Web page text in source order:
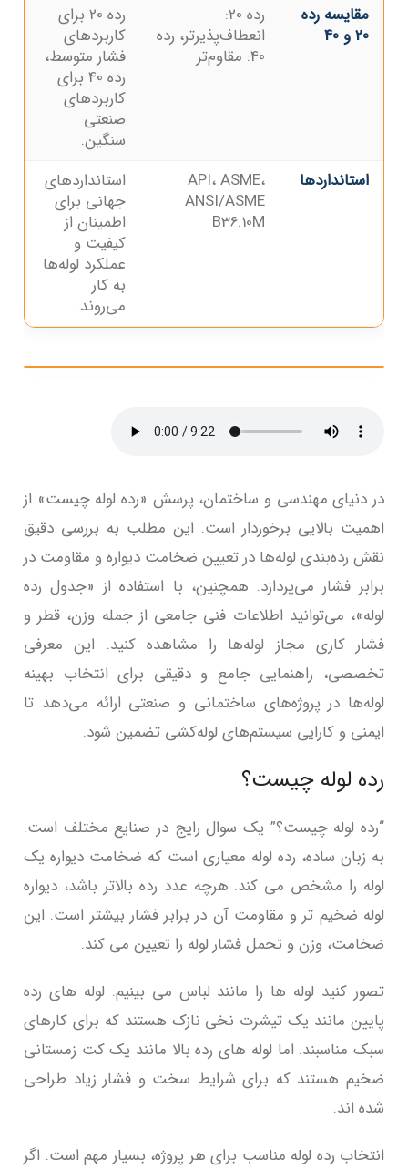
مقایسه رده
20 و 40
رده 20:
انعطاف‌پذیرتر، رده
40: مقاوم‌تر
رده 20 برای
کاربردهای
فشار متوسط،
رده 40 برای
کاربردهای
صنعتی
سنگین.
استانداردها
API، ASME،
ANSI/ASME
B36.10M
استانداردهای
جهانی برای
اطمینان از
کیفیت و
عملکرد لوله‌ها
به کار
می‌روند.
در دنیای مهندسی و ساختمان، پرسش «رده لوله چیست» از
اهمیت بالایی برخوردار است. این مطلب به بررسی دقیق
نقش رده‌بندی لوله‌ها در تعیین ضخامت دیواره و مقاومت در
برابر فشار می‌پردازد. همچنین، با استفاده از «جدول رده
لوله»، می‌توانید اطلاعات فنی جامعی از جمله وزن، قطر و
فشار کاری مجاز لوله‌ها را مشاهده کنید. این معرفی
تخصصی، راهنمایی جامع و دقیقی برای انتخاب بهینه
لوله‌ها در پروژه‌های ساختمانی و صنعتی ارائه می‌دهد تا
ایمنی و کارایی سیستم‌های لوله‌کشی تضمین شود.
رده لوله چیست؟
“رده لوله چیست؟” یک سوال رایج در صنایع مختلف است.
به زبان ساده، رده لوله معیاری است که ضخامت دیواره یک
لوله را مشخص می‌ کند. هرچه عدد رده بالاتر باشد، دیواره
لوله ضخیم‌ تر و مقاومت آن در برابر فشار بیشتر است. این
ضخامت، وزن و تحمل فشار لوله را تعیین می‌ کند.
تصور کنید لوله ‌ها را مانند لباس می ‌بینیم. لوله‌ های رده
پایین مانند یک تیشرت نخی نازک هستند که برای کارهای
سبک مناسبند. اما لوله‌ های رده بالا مانند یک کت زمستانی
ضخیم هستند که برای شرایط سخت و فشار زیاد طراحی
شده ‌اند.
انتخاب رده لوله مناسب برای هر پروژه، بسیار مهم است. اگر